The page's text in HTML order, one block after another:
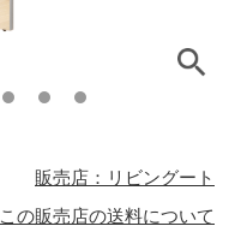
販売店：リビングート
この販売店の送料について